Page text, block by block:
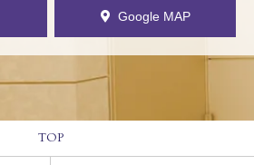
Google MAP
TOP